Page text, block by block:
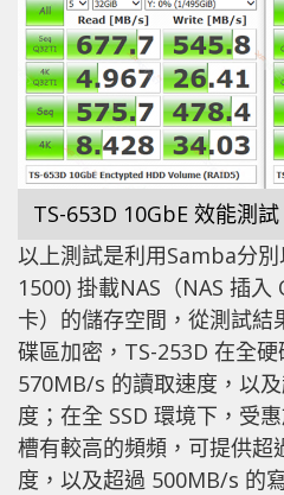
TS-653D 10GbE 效能測
以上測試是利用Samba分
1500) 掛載NAS（NAS 插
卡）的儲存空間，從測試
碟區加密，TS-253D 在全
570MB/s 的讀取速度，以
度；在全 SSD 環境下，受
槽有較高的頻頻，可提供
度，以及超過 500MB/s 的